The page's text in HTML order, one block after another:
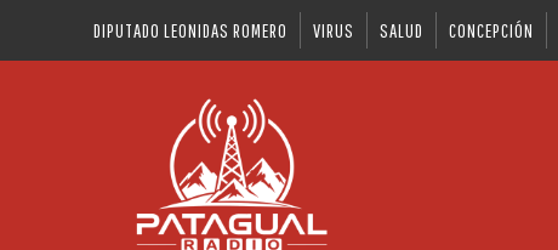
DIPUTADO LEONIDAS ROMERO VIRUS SALUD CONCEPCIÓN